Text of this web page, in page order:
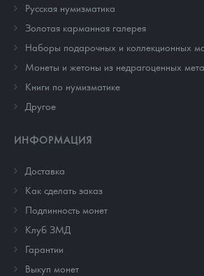
Русская нумизматика
Золотая карманная галерея
Наборы подарочных и коллекционных
Монеты и жетоны из недрагоценных
Книги по нумизматике
Другое
ИНФОРМАЦИЯ
Доставка
Как сделать заказ
Подлинность монет
Клуб ЗМД
Гарантии
Выкуп монет